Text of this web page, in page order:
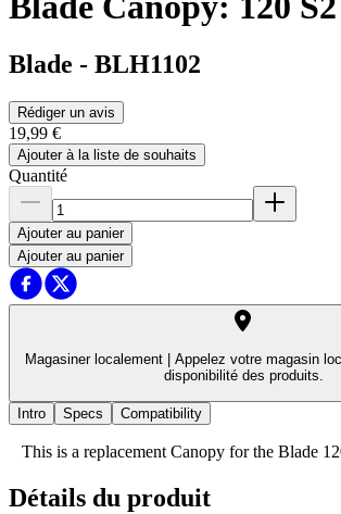
Blade - BLH1102
Rédiger un avis
19,99 €
Ajouter à la liste de souhaits
Quantité
Ajouter au panier
Ajouter au panier
Magasiner localement |
Appelez votre magasin
disponibilité des produits.
Intro Specs Compatibility
This is a replacement Canopy for the Blade
Détails du produit